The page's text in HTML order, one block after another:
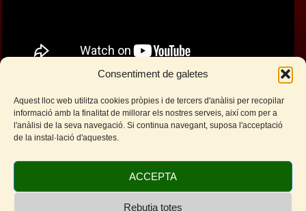
Consentiment de galetes
Aquest lloc web utilitza cookies pròpies i de tercers d'anàlisi per recopilar
informació amb la finalitat de millorar els nostres serveis, així com per a
l'anàlisi de la seva navegació. Si continua navegant, suposa l'acceptació
de la instal·lació d'aquestes.
ACCEPTA
Rebutja totes
Brad Pitt arriba a
Sitges
Facebook
Twitter
WhatsApp
Telegram
EmailComparteix